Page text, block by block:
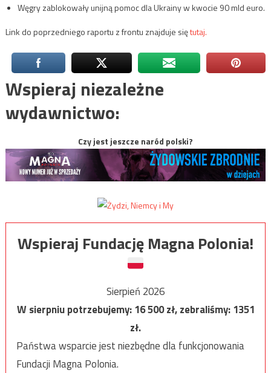
Węgry zablokowały unijną pomoc dla Ukrainy w kwocie 90 mld euro.
Link do poprzedniego raportu z frontu znajduje siętutaj.
Wspieraj niezależne
wydawnictwo:
Czy jest jeszcze naród polski?
Wspieraj Fundację Magna Polonia!
Sierpień 2026
W sierpniu potrzebujemy:16 500zł, zebraliśmy:1351
zł.
Państwa wsparcie jest niezbędne dla funkcjonowania
Fundacji Magna Polonia.